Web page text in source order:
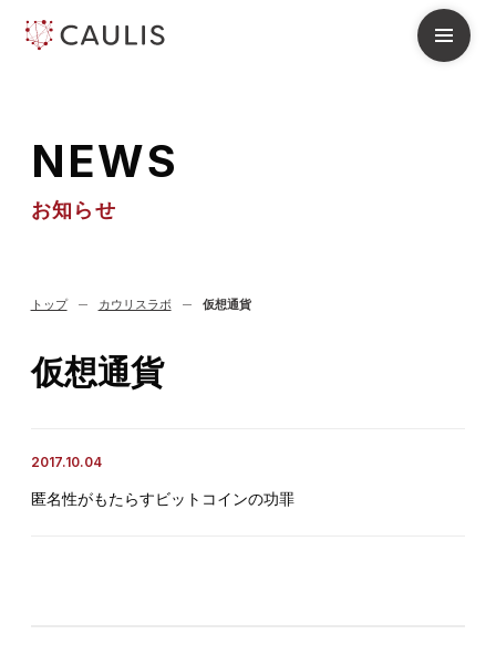
NEWS
お知らせ
トップ カウリスラボ 仮想通貨
仮想通貨
2017.10.04
匿名性がもたらすビットコインの功罪